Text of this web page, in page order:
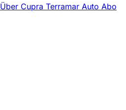
Über Cupra Terramar Auto Abo